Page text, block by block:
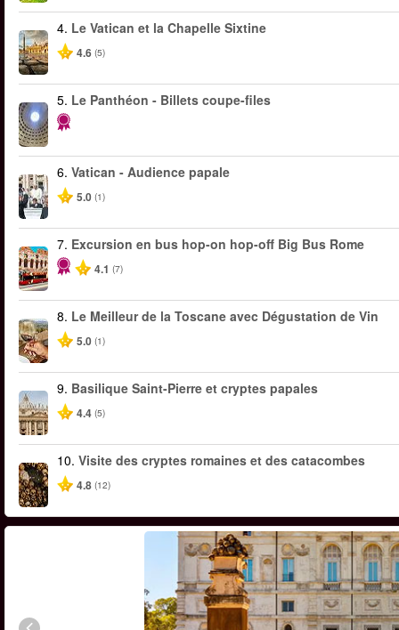
4. Le Vatican et la Chapelle Sixtine
4.6 (5)
5. Le Panthéon - Billets coupe-files
6. Vatican - Audience papale
5.0 (1)
7. Excursion en bus hop-on hop-off Big Bus Rome
4.1 (7)
8. Le Meilleur de la Toscane avec Dégustation de Vin
5.0 (1)
9. Basilique Saint-Pierre et cryptes papales
4.4 (5)
10. Visite des cryptes romaines et des catacombes
4.8 (12)